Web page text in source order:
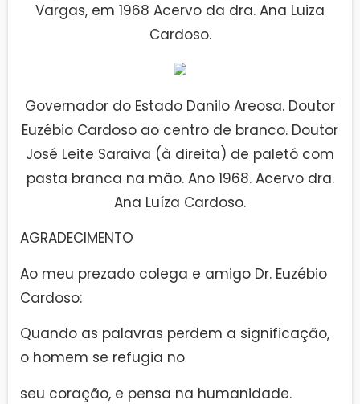
Vargas, em 1968 Acervo da dra. Ana Luiza
Cardoso.
Governador do Estado Danilo Areosa. Doutor
Euzébio Cardoso ao centro de branco. Doutor
José Leite Saraiva (à direita) de paletó com
pasta branca na mão. Ano 1968. Acervo dra.
Ana Luíza Cardoso.
AGRADECIMENTO
Ao meu prezado colega e amigo Dr. Euzébio
Cardoso:
Quando as palavras perdem a significação,
o homem se refugia no
seu coração, e pensa na humanidade.